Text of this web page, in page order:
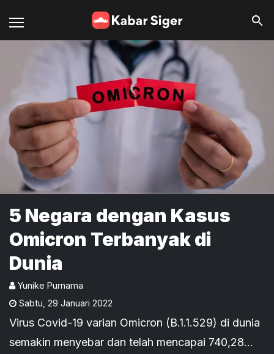
5 Negara dengan Kasus
Omicron Terbanyak di
Dunia
Yunike Purnama
Sabtu 29 Januari 2022
Virus Covid-19 varian Omicron (B.1.1.529) di dunia
semakin menyebar dan telah mencapai 740,28